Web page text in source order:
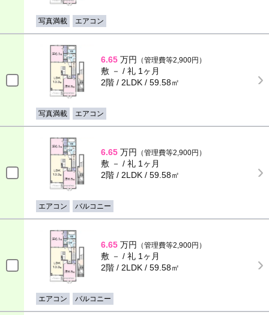
写真満載 エアコン
6.65 万円 （管理費等2,900円）
敷 － / 礼 1ヶ月
2階 / 2LDK / 59.58㎡
写真満載 エアコン
6.65 万円 （管理費等2,900円）
敷 － / 礼 1ヶ月
2階 / 2LDK / 59.58㎡
エアコン バルコニー
6.65 万円 （管理費等2,900円）
敷 － / 礼 1ヶ月
2階 / 2LDK / 59.58㎡
エアコン バルコニー